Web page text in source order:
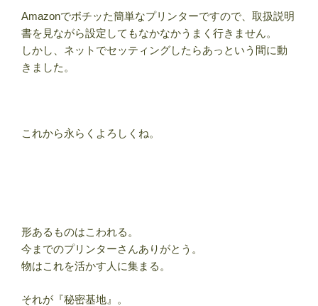
Amazonでボチッた簡単なプリンターですので、取扱説明
書を見ながら設定してもなかなかうまく行きません。
しかし、ネットでセッティングしたらあっという間に動
きました。
これから永らくよろしくね。
形あるものはこわれる。
今までのプリンターさんありがとう。
物はこれを活かす人に集まる。
それが『秘密基地』。